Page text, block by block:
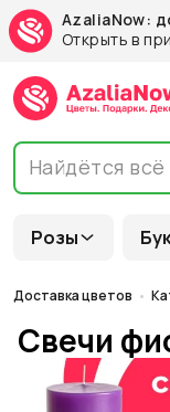
AzaliaNow:
Открыть в
Розы
Доставка цветов
Свечи